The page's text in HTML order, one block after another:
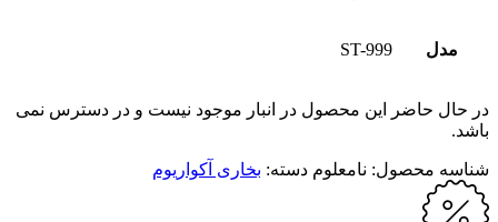
مدل ST-999
در حال حاضر این محصول در انبار موجود نیست و در دسترس نمی
باشد.
شناسه محصول: نامعلوم دسته: بخاری آکواریوم